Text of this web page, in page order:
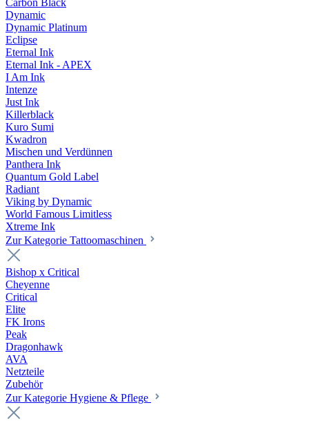
Carbon Black
Dynamic
Dynamic Platinum
Eclipse
Eternal Ink
Eternal Ink - APEX
I Am Ink
Intenze
Just Ink
Killerblack
Kuro Sumi
Kwadron
Mischen und Verdünnen
Panthera Ink
Quantum Gold Label
Radiant
Viking by Dynamic
World Famous Limitless
Xtreme Ink
Zur Kategorie Tattoomaschinen
Bishop x Critical
Cheyenne
Critical
Elite
FK Irons
Peak
Dragonhawk
AVA
Netzteile
Zubehör
Zur Kategorie Hygiene & Pflege